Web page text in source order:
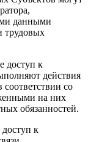
данными
трудовых
доступ к
действия
со
на них
обязанностей.
к